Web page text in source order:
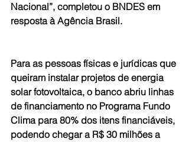
Nacional”, completou o BNDES em
resposta à Agência Brasil.
Para as pessoas físicas e jurídicas que
queiram instalar projetos de energia
solar fotovoltaica, o banco abriu linhas
de financiamento no Programa Fundo
Clima para 80% dos itens financiáveis,
podendo chegar a R$ 30 milhões a